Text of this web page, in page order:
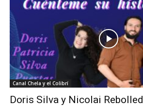
Canal Chela y el Colibrí
Doris Silva y Nicolai